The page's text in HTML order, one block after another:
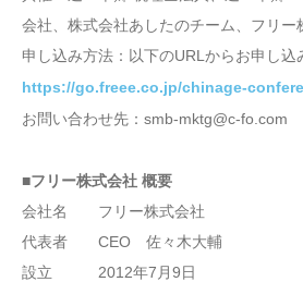
会社、株式会社あしたのチーム、フリー
申し込み方法：以下のURLからお申し込
https://go.freee.co.jp/chinage-
お問い合わせ先：smb-mktg@c-fo.com
■フリー株式会社 概要
会社名 フリー株式会社
代表者 CEO 佐々木大輔
設立 2012年7月9日